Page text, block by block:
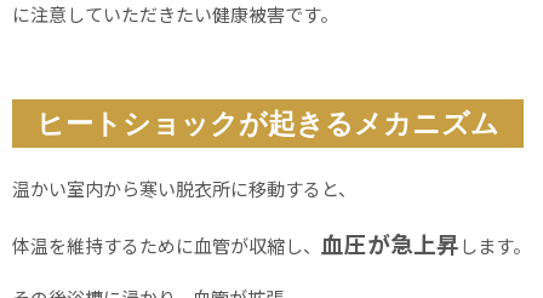
に注意していただきたい健康被害です。
ヒートショックが起きるメカニズム
温かい室内から寒い脱衣所に移動すると、
体温を維持するために血管が収縮し、 血圧が急上昇します。